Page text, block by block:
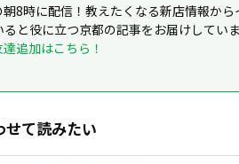
8時に配信！教えたくなる新店情報から
ると役に立つ京都の記事をお届けしてい
達追加はこちら！
せて読みたい